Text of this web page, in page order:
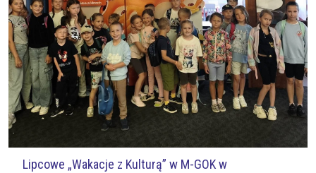
Lipcowe „Wakacje z Kulturą” w M-GOK w